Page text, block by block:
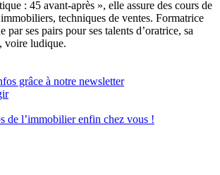
: 45 avant-après », elle assure des cours de
techniques de ventes. Formatrice
par ses pairs pour ses talents d’oratrice, sa
voire ludique.
grâce à notre newsletter
de l’immobilierenfin chez vous !